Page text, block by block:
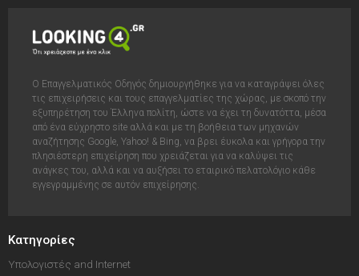
Ο Επαγγελματικός Οδηγός δημιουργήθηκε για να καταγράψει όλες
τις επιχειρήσεις και τους επαγγελματίες της χώρας, με σκοπό την
εξυπηρέτηση του Έλληνα πολίτη, ώστε να έχει τη δυνατόττα, μέσα
από ένα εύχρηστο site αλλά και με τη βοήθεια των μηχανών
αναζήτησης Google, Yahoo! & Bing, να βρει έυκολα και γρήγορα την
πλησιέστερη επιχείρηση που χρειάζεται για να καλύψει τις
ανάγκες του, αλλά και να αυξήσει το εταιρικό πελατολόγιο κάθε
εγγεγραμμένης σε αυτόν επιχείρησης.
Κατηγορίες
Υπολογιστές and Internet